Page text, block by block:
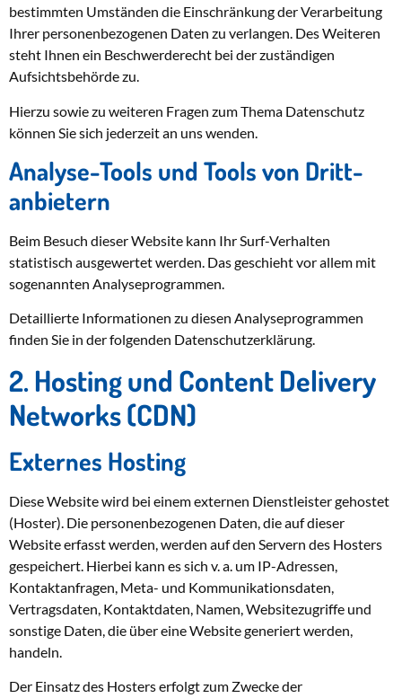
bestimmten Umständen die Einschränkung der Verarbeitung
Ihrer personenbezogenen Daten zu verlangen. Des Weiteren
steht Ihnen ein Beschwerderecht bei der zuständigen
Aufsichtsbehörde zu.
Hierzu sowie zu weiteren Fragen zum Thema Datenschutz
können Sie sich jederzeit an uns wenden.
Analyse-Tools und Tools von Dritt­
anbietern
Beim Besuch dieser Website kann Ihr Surf-Verhalten
statistisch ausgewertet werden. Das geschieht vor allem mit
sogenannten Analyseprogrammen.
Detaillierte Informationen zu diesen Analyseprogrammen
finden Sie in der folgenden Datenschutzerklärung.
2. Hosting und Content Delivery
Networks (CDN)
Externes Hosting
Diese Website wird bei einem externen Dienstleister gehostet
(Hoster). Die personenbezogenen Daten, die auf dieser
Website erfasst werden, werden auf den Servern des Hosters
gespeichert. Hierbei kann es sich v. a. um IP-Adressen,
Kontaktanfragen, Meta- und Kommunikationsdaten,
Vertragsdaten, Kontaktdaten, Namen, Websitezugriffe und
sonstige Daten, die über eine Website generiert werden,
handeln.
Der Einsatz des Hosters erfolgt zum Zwecke der